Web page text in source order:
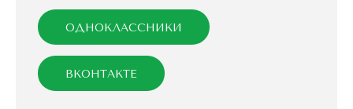
ОДНОКЛАССНИКИ
ВКОНТАКТЕ